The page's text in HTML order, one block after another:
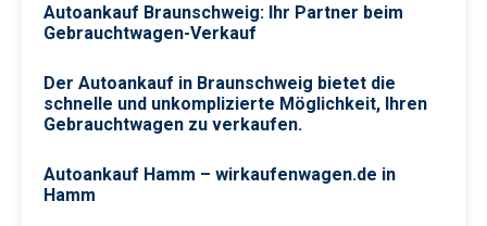
Autoankauf Braunschweig: Ihr Partner beim
Gebrauchtwagen-Verkauf
Der Autoankauf in Braunschweig bietet die
schnelle und unkomplizierte Möglichkeit, Ihren
Gebrauchtwagen zu verkaufen.
Autoankauf Hamm – wirkaufenwagen.de in
Hamm